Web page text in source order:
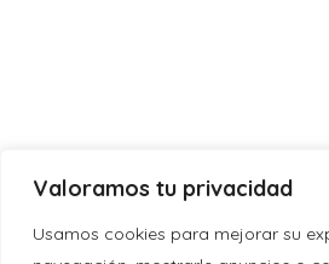
Valoramos tu privacidad
Usamos cookies para mejorar su